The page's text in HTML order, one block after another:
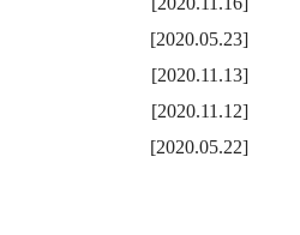
[2020.05.23]
[2020.11.13]
[2020.11.12]
[2020.05.22]